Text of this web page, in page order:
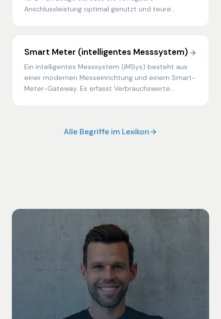
Anschlussleistung optimal genutzt und teure
Smart Meter (intelligentes Messsystem)
Ein intelligentes Messsystem (iMSys) besteht aus
einer modernen Messeinrichtung und einem Smart-
Meter-Gateway. Es erfasst Verbrauchswerte
Alle Begriffe im Lexikon